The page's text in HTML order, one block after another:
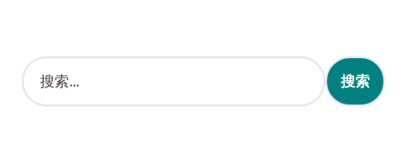
搜
索
：